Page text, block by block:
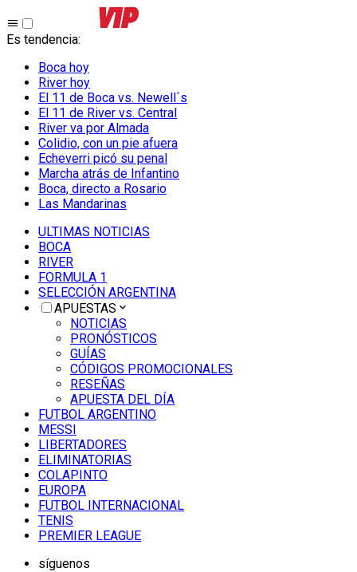
Es tendencia:
Boca hoy
River hoy
El 11 de Boca vs. Newell´s
El 11 de River vs. Central
River va por Almada
Colidio, con un pie afuera
Echeverri picó su penal
Marcha atrás de Infantino
Boca, directo a Rosario
Las Mandarinas
ULTIMAS NOTICIAS
BOCA
RIVER
FORMULA 1
SELECCIÓN ARGENTINA
APUESTAS
NOTICIAS
PRONÓSTICOS
GUÍAS
CÓDIGOS PROMOCIONALES
RESEÑAS
APUESTA DEL DÍA
FUTBOL ARGENTINO
MESSI
LIBERTADORES
ELIMINATORIAS
COLAPINTO
EUROPA
FUTBOL INTERNACIONAL
TENIS
PREMIER LEAGUE
síguenos